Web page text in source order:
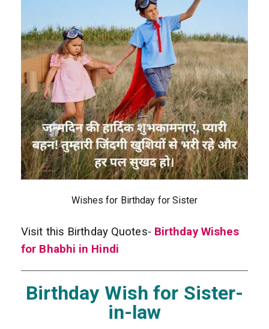
Wishes for Birthday for Sister
Visit this Birthday Quotes- Birthday Wishes
for Bhabhi in Hindi
Birthday Wish for Sister-
in-law